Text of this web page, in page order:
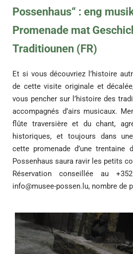
Possenhaus“ : eng
Promenade mat
Traditiounen (FR)
Et si vous découvriez l’histoire
de cette visite originale et
vous pencher sur l’histoire des
accompagnés d’airs musicaux.
flûte traversière et du chant,
historiques, et toujours dans
cette promenade d’une
Possenhaus saura ravir les petits
Réservation conseillée au
info@musee-possen.lu, nombre de